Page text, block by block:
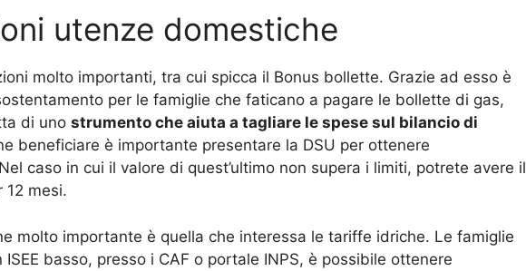
utenze domestiche
molto importanti, tra cui spicca il Bonus bollette. Grazie ad esso è
per le famiglie che faticano a pagare le bollette di gas,
di uno strumento che aiuta a tagliare le spese sul bilancio di
beneficiare è importante presentare la DSU per ottenere
caso in cui il valore di quest’ultimo non supera i limiti, potrete avere il
12 mesi.
molto importante è quella che interessa le tariffe idriche. Le famiglie
basso, presso i CAF o portale INPS, è possibile ottenere